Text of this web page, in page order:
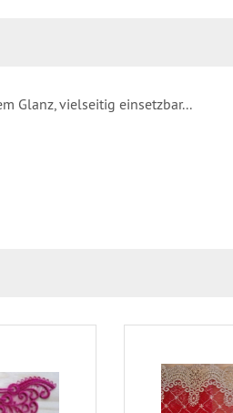
Glanz, vielseitig einsetzbar...